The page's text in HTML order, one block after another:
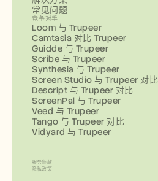
常见问题
竞争对手
Loom 与 Trupeer
Camtasia 对比 Trupeer
Guidde 与 Trupeer
Scribe 与 Trupeer
Synthesia 与 Trupeer
Screen Studio 与 Trupeer 对比
Descript 与 Trupeer 对比
ScreenPal 与 Trupeer
Veed 与 Trupeer
Tango 与 Trupeer 对比
Vidyard 与 Trupeer
服务条款
隐私政策